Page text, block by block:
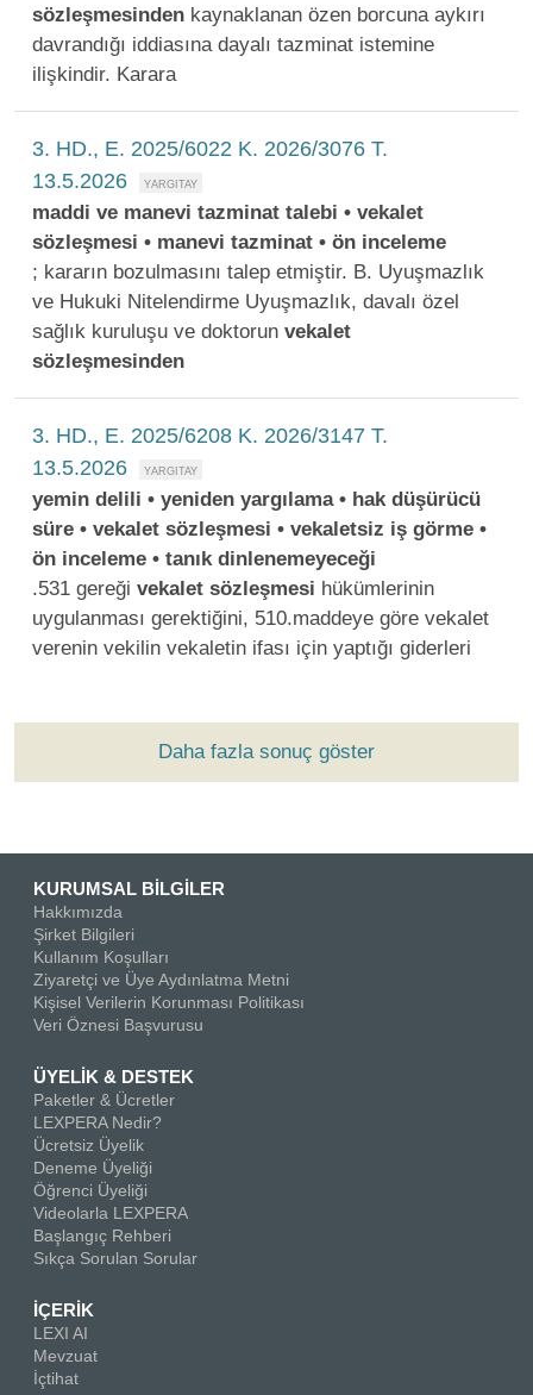
sözleşmesinden kaynaklanan özen borcuna aykırı
davrandığı iddiasına dayalı tazminat istemine
ilişkindir. Karara
3. HD., E. 2025/6022 K. 2026/3076 T.
13.5.2026
maddi ve manevi tazminat talebi • vekalet
sözleşmesi • manevi tazminat • ön inceleme
; kararın bozulmasını talep etmiştir. B. Uyuşmazlık
ve Hukuki Nitelendirme Uyuşmazlık, davalı özel
sağlık kuruluşu ve doktorun vekalet
sözleşmesinden
3. HD., E. 2025/6208 K. 2026/3147 T.
13.5.2026
yemin delili • yeniden yargılama • hak düşürücü
süre • vekalet sözleşmesi • vekaletsiz iş görme •
ön inceleme • tanık dinlenemeyeceği
.531 gereği vekalet sözleşmesi hükümlerinin
uygulanması gerektiğini, 510.maddeye göre vekalet
verenin vekilin vekaletin ifası için yaptığı giderleri
Daha fazla sonuç göster
KURUMSAL BİLGİLER
Hakkımızda
Şirket Bilgileri
Kullanım Koşulları
Ziyaretçi ve Üye Aydınlatma Metni
Kişisel Verilerin Korunması Politikası
Veri Öznesi Başvurusu
ÜYELİK & DESTEK
Paketler & Ücretler
LEXPERA Nedir?
Ücretsiz Üyelik
Deneme Üyeliği
Öğrenci Üyeliği
Videolarla LEXPERA
Başlangıç Rehberi
Sıkça Sorulan Sorular
İÇERİK
LEXI AI
Mevzuat
İçtihat